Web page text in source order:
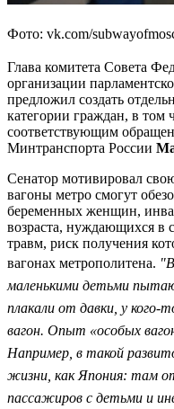
Фото: vk.com/
Глава комитета Совета
организации
предложил создать
категории граждан, в
соответствующим
Минтранспорта России
Сенатор мотивировал
вагоны метро смогут
беременных женщин,
возраста, нуждающихся в
травм, риск получения
вагонах метрополитена.
маленькими детьми
плакали от давки, у кого-
вагон. Опыт «особых
Например, в такой
жизни, как Япония: там
пассажиров с детьми и